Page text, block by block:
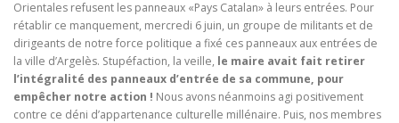
Orientales refusent les panneaux «Pays Catalan» à leurs entrées. Pour
rétablir ce manquement, mercredi 6 juin, un groupe de militants et de
dirigeants de notre force politique a fixé ces panneaux aux entrées de
la ville d’Argelès. Stupéfaction, la veille, le maire avait fait retirer
l’intégralité des panneaux d’entrée de sa commune, pour
empêcher notre action ! Nous avons néanmoins agi positivement
contre ce déni d’appartenance culturelle millénaire. Puis, nos membres